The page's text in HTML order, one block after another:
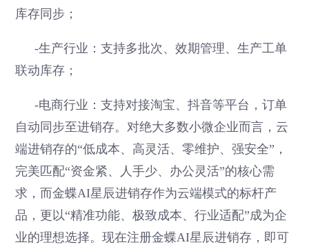
库存同步；
-生产行业：支持多批次、效期管理、生产工单
联动库存；
-电商行业：支持对接淘宝、抖音等平台，订单
自动同步至进销存。对绝大多数小微企业而言，云
端进销存的“低成本、高灵活、零维护、强安全”，
完美匹配“资金紧、人手少、办公灵活”的核心需
求，而金蝶AI星辰进销存作为云端模式的标杆产
品，更以“精准功能、极致成本、行业适配”成为企
业的理想选择。现在注册金蝶AI星辰进销存，即可